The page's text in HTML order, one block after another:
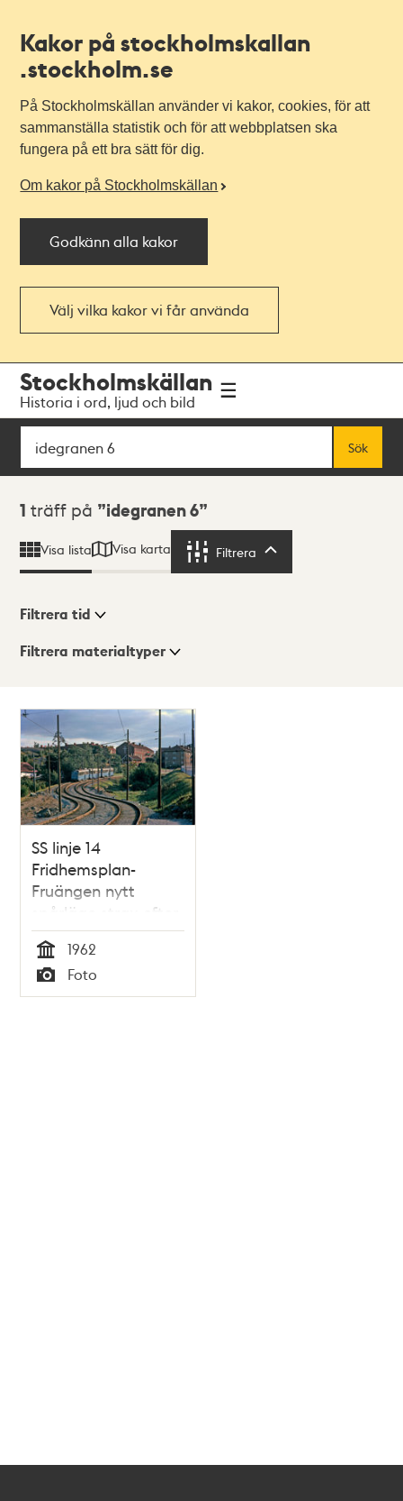
Kakor på stockholmskallan
.stockholm.se
På Stockholmskällan använder vi kakor, cookies, för att
sammanställa statistik och för att webbplatsen ska
fungera på ett bra sätt för dig.
Om kakor på Stockholmskällan
Godkänn alla kakor
Välj vilka kakor vi får använda
navigationen
huvudinnehållet
Stockholmskällan
Historia i ord, ljud och bild
Sök
Sök
Sökresultat
1 träff på idegranen 6
Visa lista Visa karta Filtrera
Visningsläge
ListaKarta
Filtrera tid
Filtrera materialtyper
träffar
SS linje 14
Fridhemsplan-
Fruängen nytt
spårläge strax efter
Kilabergs hållplats
1962
Tid
1962
Typ
Foto